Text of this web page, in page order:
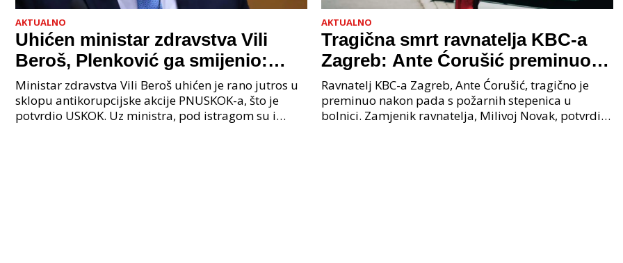
AKTUALNO
Uhićen ministar zdravstva Vili
Beroš, Plenković ga smijenio:
Istraga USKOK-a zbog korupcije
Ministar zdravstva Vili Beroš uhićen je rano jutros u
sklopu antikorupcijske akcije PNUSKOK-a, što je
potvrdio USKOK. Uz ministra, pod istragom su i
AKTUALNO
Tragična smrt ravnatelja KBC-a
Zagreb: Ante Ćorušić preminuo
nakon pada u bolnici, policija na
mjestu događaja
Ravnatelj KBC-a Zagreb, Ante Ćorušić, tragično je
preminuo nakon pada s požarnih stepenica u
bolnici. Zamjenik ravnatelja, Milivoj Novak, potvrdio